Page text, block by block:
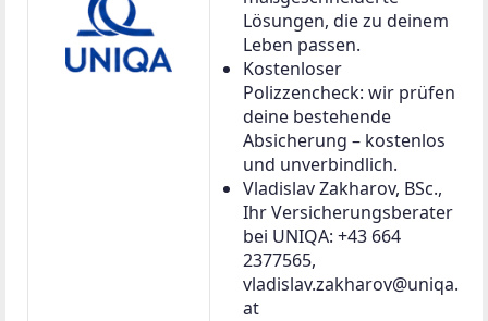
Lösungen, die zu deinem
Leben passen.
Kostenloser
Polizzencheck: wir prüfen
deine bestehende
Absicherung – kostenlos
und unverbindlich.
Vladislav Zakharov, BSc.,
Ihr Versicherungsberater
bei UNIQA: +43 664
2377565,
vladislav.zakharov@uniqa.
at